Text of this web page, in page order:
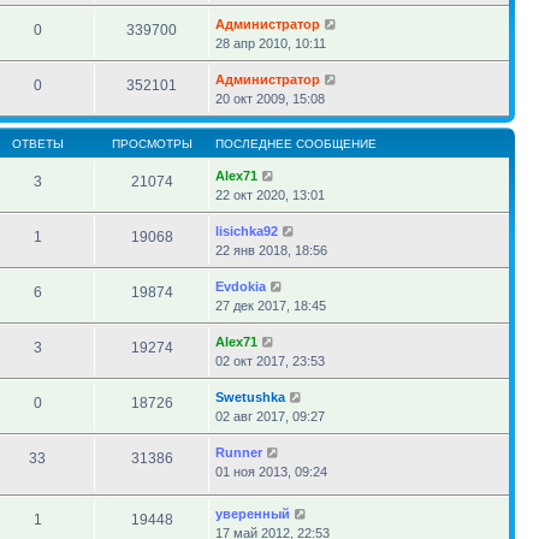
0 339700
Администратор
28 апр 2010, 10:11
0 352101
Администратор
20 окт 2009, 15:08
ОТВЕТЫ ПРОСМОТРЫ ПОСЛЕДНЕЕ СООБЩЕНИЕ
3 21074
Alex71
22 окт 2020, 13:01
1 19068
lisichka92
22 янв 2018, 18:56
6 19874
Evdokia
27 дек 2017, 18:45
3 19274
Alex71
02 окт 2017, 23:53
0 18726
Swetushka
02 авг 2017, 09:27
33 31386
Runner
01 ноя 2013, 09:24
1 19448
уверенный
17 май 2012, 22:53